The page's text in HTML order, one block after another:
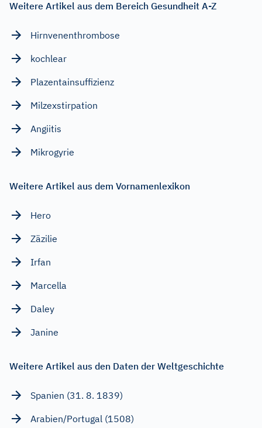
Weitere Artikel aus dem Bereich Gesundheit A-Z
Hirnvenenthrombose
kochlear
Plazentainsuffizienz
Milzexstirpation
Angiitis
Mikrogyrie
Weitere Artikel aus dem Vornamenlexikon
Hero
Zäzilie
Irfan
Marcella
Daley
Janine
Weitere Artikel aus den Daten der Weltgeschichte
Spanien (31. 8. 1839)
Arabien/Portugal (1508)